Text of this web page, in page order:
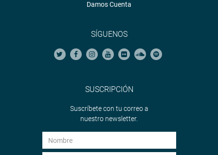
Damos Cuenta
SÍGUENOS
SUSCRIPCIÓN
Suscríbete con tu correo a
nuestro newsletter.